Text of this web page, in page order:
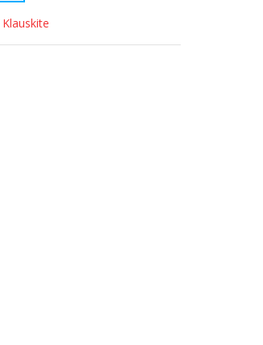
Klauskite